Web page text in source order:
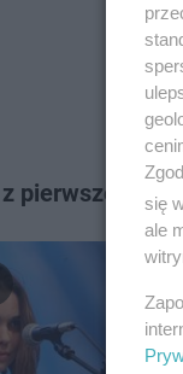
pierwszego się
ale